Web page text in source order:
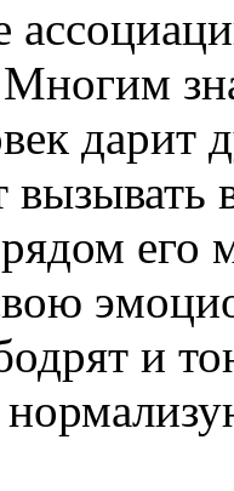
дарит
рядом
и